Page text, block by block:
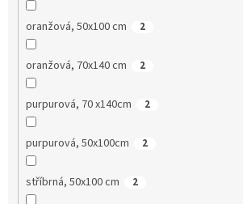
oranžová, 50x100 cm 2
oranžová, 70x140 cm 2
purpurová, 70 x140cm 2
purpurová, 50x100cm 2
stříbrná, 50x100 cm 2